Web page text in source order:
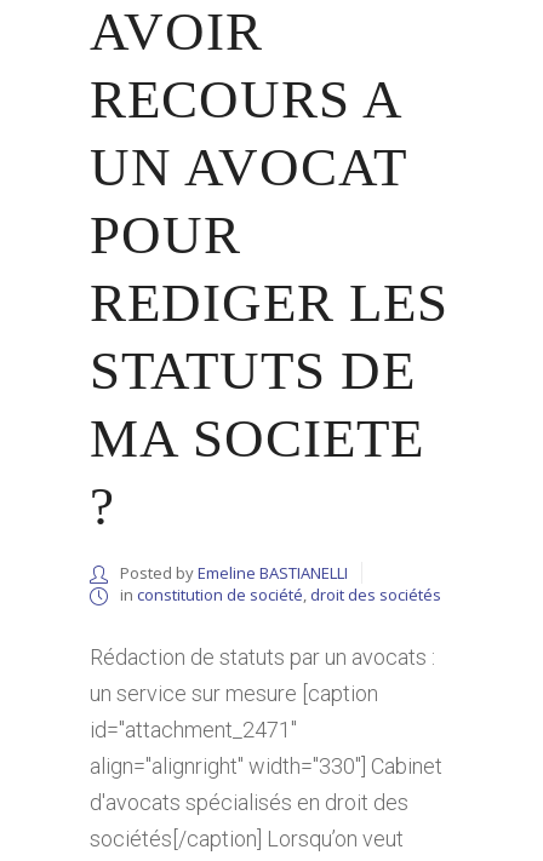
AVOIR
RECOURS A
UN AVOCAT
POUR
REDIGER LES
STATUTS DE
MA SOCIETE
?
Posted byEmeline BASTIANELLI
in constitution de société, droit des sociétés
Rédaction de statuts par un avocats :
un service sur mesure [caption
id="attachment_2471"
align="alignright" width="330"] Cabinet
d'avocats spécialisés en droit des
sociétés[/caption] Lorsqu’on veut